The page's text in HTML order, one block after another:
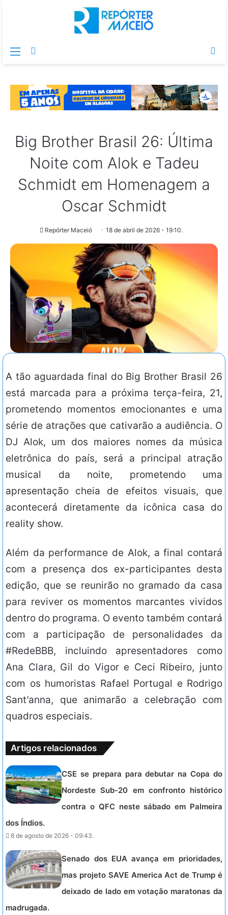
Menu
Big Brother Brasil 26: Última
Noite com Alok e Tadeu
Schmidt em Homenagem a
Oscar Schmidt
Repórter Maceió 18 de abril de 2026 - 19:10.
A tão aguardada final do Big Brother Brasil 26
está marcada para a próxima terça-feira, 21,
prometendo momentos emocionantes e uma
série de atrações que cativarão a audiência. O
DJ Alok, um dos maiores nomes da música
eletrônica do país, será a principal atração
musical da noite, prometendo uma
apresentação cheia de efeitos visuais, que
acontecerá diretamente da icônica casa do
reality show.
Além da performance de Alok, a final contará
com a presença dos ex-participantes desta
edição, que se reunirão no gramado da casa
para reviver os momentos marcantes vividos
dentro do programa. O evento também contará
com a participação de personalidades da
#RedeBBB, incluindo apresentadores como
Ana Clara, Gil do Vigor e Ceci Ribeiro, junto
com os humoristas Rafael Portugal e Rodrigo
Sant’anna, que animarão a celebração com
quadros especiais.
Artigos relacionados
CSE se prepara para debutar na Copa do
Nordeste Sub-20 em confronto histórico
contra o QFC neste sábado em Palmeira
dos Índios.
8 de agosto de 2026 - 09:43.
Senado dos EUA avança em prioridades,
mas projeto SAVE America Act de Trump é
deixado de lado em votação maratonas da
madrugada.